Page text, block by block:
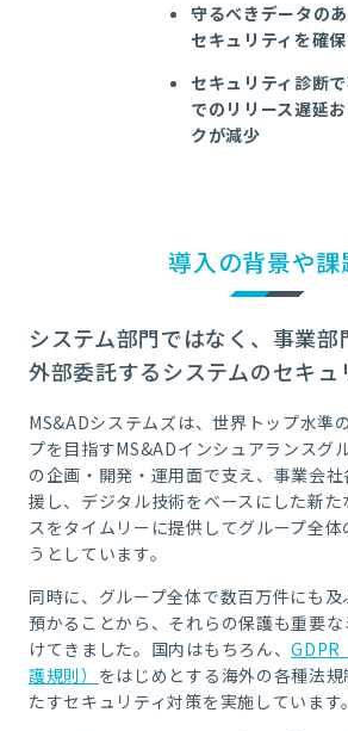
守るべきデータの
セキュリティを確
セキュリティ診断
でのリリース遅延
クが減少
導入の背景や課
システム部門ではなく、事業
外部委託するシステムのセキュ
MS&ADシステムズは、世界トップ水準
プを目指すMS&ADインシュアランスグ
の企画・開発・運用面で支え、事業会
援し、デジタル技術をベースにした新
スをタイムリーに提供してグループ全
うとしています。
同時に、グループ全体で数百万件にも
預かることから、それらの保護も重要
けてきました。国内はもちろん、GDPR
護規則） をはじめとする海外の各種法
たすセキュリティ対策を実施しています。